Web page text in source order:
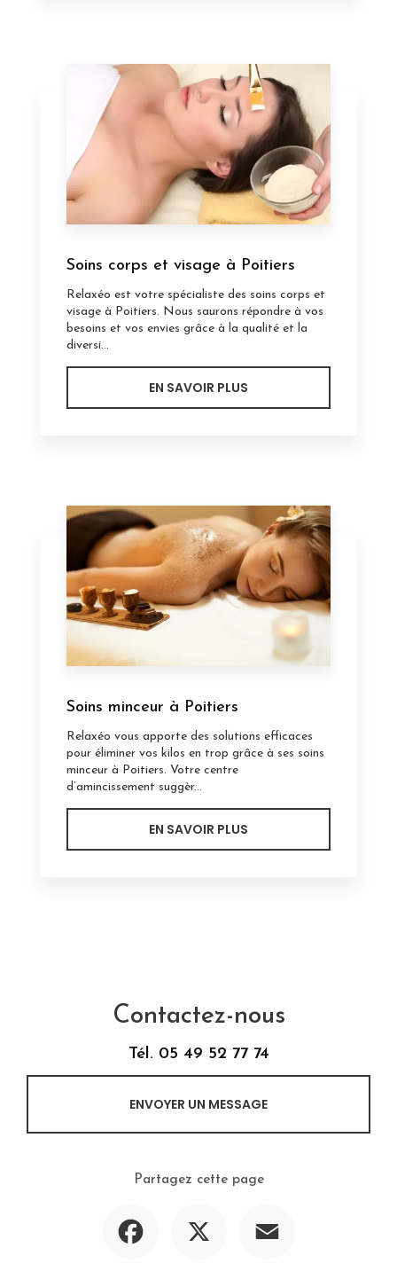
Soins corps et visage à Poitiers
Relaxéo est votre spécialiste des soins corps et
visage à Poitiers. Nous saurons répondre à vos
besoins et vos envies grâce à la qualité et la
diversi...
EN SAVOIR PLUS
Soins minceur à Poitiers
Relaxéo vous apporte des solutions efficaces
pour éliminer vos kilos en trop grâce à ses soins
minceur à Poitiers. Votre centre
d’amincissement suggèr...
EN SAVOIR PLUS
Contactez-nous
Tél. 05 49 52 77 74
ENVOYER UN MESSAGE
Partagez cette page